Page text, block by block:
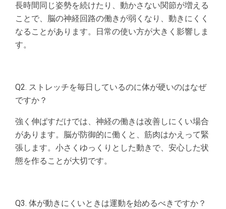
長時間同じ姿勢を続けたり、動かさない関節が増える
ことで、脳の神経回路の働きが弱くなり、動きにくく
なることがあります。日常の使い方が大きく影響しま
す。
Q2. ストレッチを毎日しているのに体が硬いのはなぜ
ですか？
強く伸ばすだけでは、神経の働きは改善しにくい場合
があります。脳が防御的に働くと、筋肉はかえって緊
張します。小さくゆっくりとした動きで、安心した状
態を作ることが大切です。
Q3. 体が動きにくいときは運動を始めるべきですか？